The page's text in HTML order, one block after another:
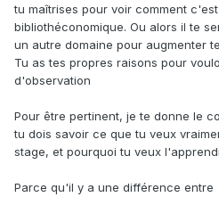
tu maîtrises pour voir comment
bibliothéconomique. Ou alors il te
un autre domaine pour augmenter
Tu as tes propres raisons pour
d'observation
Pour être pertinent, je te donne le
tu dois savoir ce que tu veux
stage, et pourquoi tu veux
Parce qu'il y a une différence entre